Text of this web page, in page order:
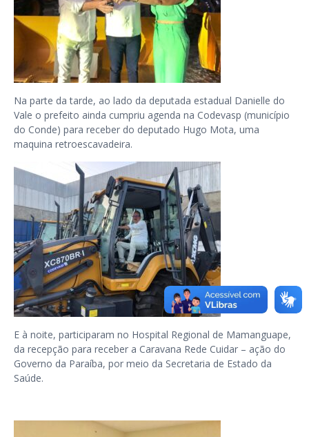
Na parte da tarde, ao lado da deputada estadual Danielle do
Vale o prefeito ainda cumpriu agenda na Codevasp (município
do Conde) para receber do deputado Hugo Mota, uma
maquina retroescavadeira.
E à noite, participaram no Hospital Regional de Mamanguape,
da recepção para receber a Caravana Rede Cuidar – ação do
Governo da Paraíba, por meio da Secretaria de Estado da
Saúde.